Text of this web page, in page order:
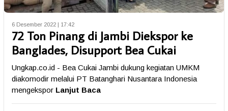
6 Desember 2022 | 17:42
72 Ton Pinang di Jambi Diekspor ke
Banglades, Disupport Bea Cukai
Ungkap.co.id - Bea Cukai Jambi dukung kegiatan UMKM
diakomodir melalui PT Batanghari Nusantara Indonesia
mengekspor Lanjut Baca